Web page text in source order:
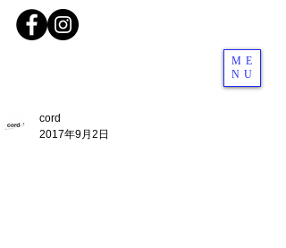
ME
NU
cord
2017年9月2日